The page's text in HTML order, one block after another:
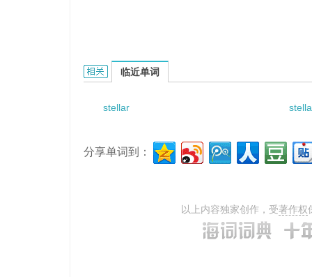
stellar atmosphere的相关资料：
临近单词
stellar
分享单词到：
以上内容独家创作，受著作权